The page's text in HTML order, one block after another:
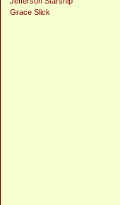
Grace Slick